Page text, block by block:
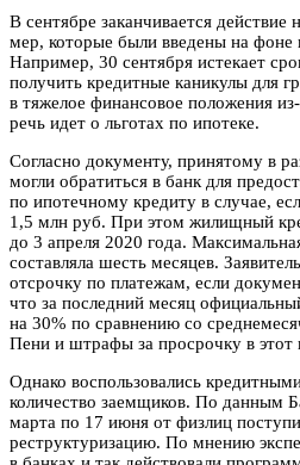
В сентябре заканчивается действие
мер, которые были введены на
Например, 30 сентября истекает
получить кредитные каникулы для
в тяжелое финансовое положения
речь идет о льготах по ипотеке.
Согласно документу, принятому в
могли обратиться в банк для
по ипотечному кредиту в случае,
1,5 млн руб. При этом жилищный
до 3 апреля 2020 года.
составляла шесть месяцев.
отсрочку по платежам, если
что за последний месяц
на 30% по сравнению со
Пени и штрафы за просрочку в этот
Однако воспользовались
количество заемщиков. По данным
марта по 17 июня от физлиц
реструктуризацию. По мнению